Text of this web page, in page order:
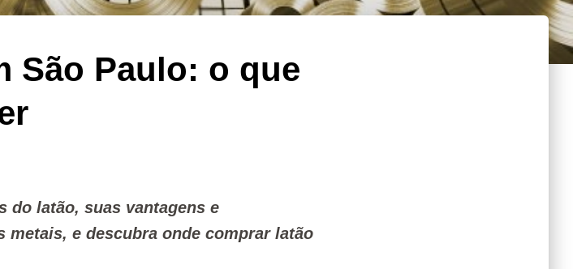
São Paulo: o que
do latão, suas vantagens e
metais, e descubra onde comprar latão